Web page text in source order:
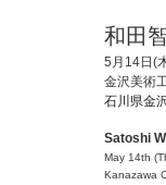
和田
5月14日(
金沢美術
石川県金
Satoshi
May 14th
Kanazawa